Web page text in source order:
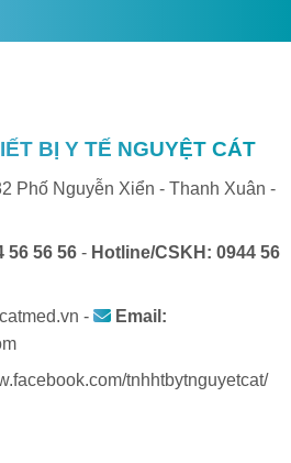
BỊ Y TẾ NGUYỆT CÁT
Phố Nguyễn Xiển - Thanh Xuân -
56 56 56 - Hotline/CSKH: 0944 56
-
Email:
tnhhtbytnguyetcat/